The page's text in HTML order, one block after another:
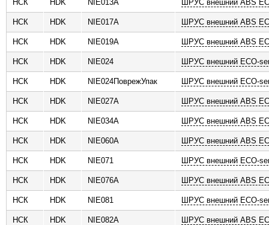
НСК HDK NIE013A ШРУС внешний ABS
НСК HDK NIE017A ШРУС внешний ABS
НСК HDK NIE019A ШРУС внешний ABS
НСК HDK NIE024 ШРУС внешний ECO-
НСК HDK NIE024ПоврежУпак ШРУС внешний ECO-
НСК HDK NIE027A ШРУС внешний ABS
НСК HDK NIE034A ШРУС внешний ABS
НСК HDK NIE060A ШРУС внешний ABS
НСК HDK NIE071 ШРУС внешний ECO-
НСК HDK NIE076A ШРУС внешний ABS
НСК HDK NIE081 ШРУС внешний ECO-
НСК HDK NIE082A ШРУС внешний ABS